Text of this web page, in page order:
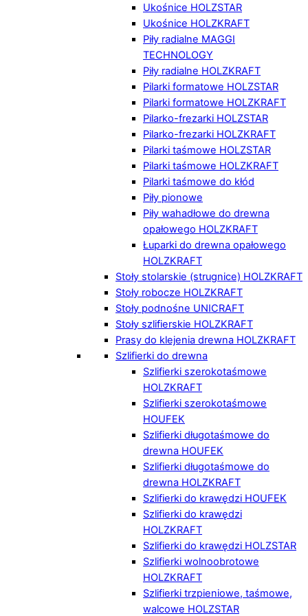
Ukośnice HOLZSTAR
Ukośnice HOLZKRAFT
Piły radialne MAGGI
TECHNOLOGY
Piły radialne HOLZKRAFT
Pilarki formatowe HOLZSTAR
Pilarki formatowe HOLZKRAFT
Pilarko-frezarki HOLZSTAR
Pilarko-frezarki HOLZKRAFT
Pilarki taśmowe HOLZSTAR
Pilarki taśmowe HOLZKRAFT
Pilarki taśmowe do kłód
Piły pionowe
Piły wahadłowe do drewna
opałowego HOLZKRAFT
Łuparki do drewna opałowego
HOLZKRAFT
Stoły stolarskie (strugnice) HOLZKRAFT
Stoły robocze HOLZKRAFT
Stoły podnośne UNICRAFT
Stoły szlifierskie HOLZKRAFT
Prasy do klejenia drewna HOLZKRAFT
Szlifierki do drewna
Szlifierki szerokotaśmowe
HOLZKRAFT
Szlifierki szerokotaśmowe
HOUFEK
Szlifierki długotaśmowe do
drewna HOUFEK
Szlifierki długotaśmowe do
drewna HOLZKRAFT
Szlifierki do krawędzi HOUFEK
Szlifierki do krawędzi
HOLZKRAFT
Szlifierki do krawędzi HOLZSTAR
Szlifierki wolnoobrotowe
HOLZKRAFT
Szlifierki trzpieniowe, taśmowe,
walcowe HOLZSTAR